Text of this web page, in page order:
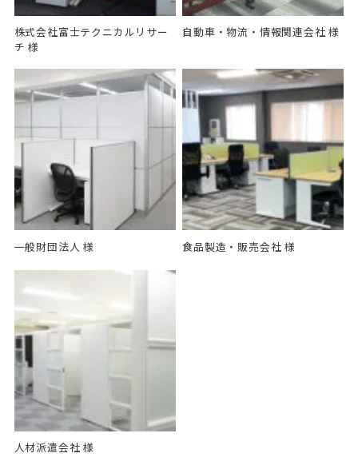
株式会社富士テクニカルリサー
チ 様
自動車・物流・情報関連会社 様
一般財団法人 様 食品製造・販売会社 様
人材派遣会社 様